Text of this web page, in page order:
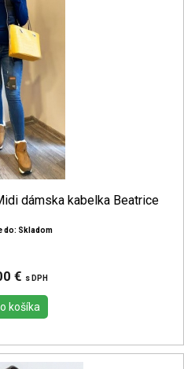
dámska kabelka Beatrice
do: Skladom
€ s DPH